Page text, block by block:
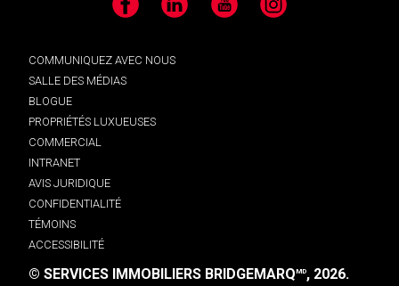
Facebook LinkedIn YouTube Instagram
COMMUNIQUEZ AVEC NOUS
SALLE DES MÉDIAS
BLOGUE
PROPRIÉTÉS LUXUEUSES
COMMERCIAL
INTRANET
AVIS JURIDIQUE
CONFIDENTIALITÉ
TÉMOINS
ACCESSIBILITÉ
© SERVICES IMMOBILIERS BRIDGEMARQMD, 2026.